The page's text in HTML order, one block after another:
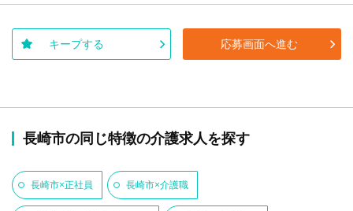
キープする 応募画面へ進む
長崎市の同じ特徴の介護求人を探す
長崎市×正社員 長崎市×介護職